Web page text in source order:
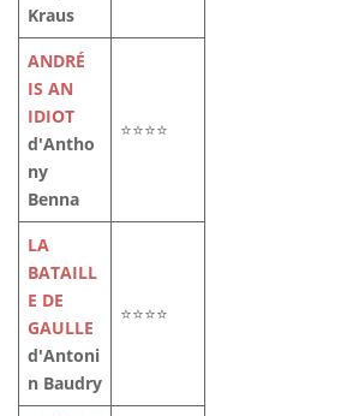
Kraus
ANDRÉ
IS AN
IDIOT
d'Antho
ny
Benna
⭐⭐⭐⭐
LA
BATAILL
E DE
GAULLE
d'Antoni
n Baudry
⭐⭐⭐⭐